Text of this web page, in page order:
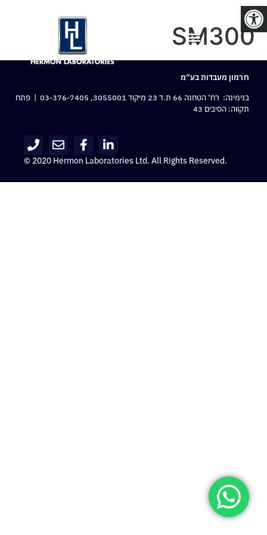
פתח סרגל נגישות
SM300
חרמון מעבדות בע“מ
בנימינה: רח‘ הטחנה 66 ת.ד 23 מיקוד 3055001,
03-376-7405 | פתח
תקווה: הסיבים 43
© 2020 Hermon Laboratories Ltd. All Rights Reserved.